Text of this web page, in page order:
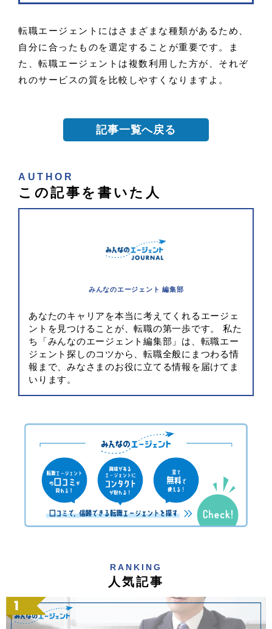
転職エージェントにはさまざまな種類があるため、
自分に合ったものを選定することが重要です。ま
た、転職エージェントは複数利用した方が、それぞ
れのサービスの質を比較しやすくなりますよ。
記事一覧へ戻る
AUTHOR
この記事を書いた人
みんなのエージェント 編集部
あなたのキャリアを本当に考えてくれるエージェ
ントを見つけることが、転職の第一歩です。 私た
ち「みんなのエージェント編集部」は、転職エー
ジェント探しのコツから、転職全般にまつわる情
報まで、みなさまのお役に立てる情報を届けてま
いります。
RANKING
人気記事